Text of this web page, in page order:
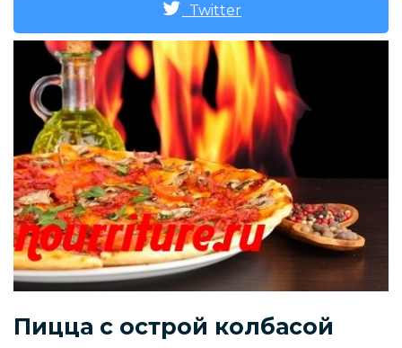
Twitter
Пицца с острой колбасой